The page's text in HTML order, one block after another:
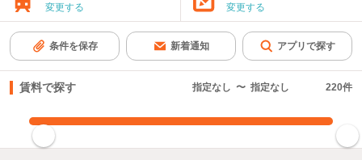
変更する 変更する
条件を保存 新着通知 アプリで探す
賃料で探す 指定なし 〜 指定なし 220件